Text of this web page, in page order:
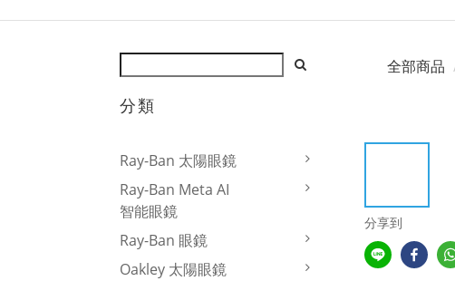
分類
Ray-Ban 太陽眼鏡
Ray-Ban Meta AI
智能眼鏡
Ray-Ban 眼鏡
Oakley 太陽眼鏡
全部商品
分享到